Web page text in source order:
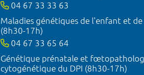
04 67 33 33 63
Maladies génétiques de l'enfant et
(8h30-17h)
04 67 33 65 64
Génétique prénatale et
cytogénétique du DPI (8h30-17h)